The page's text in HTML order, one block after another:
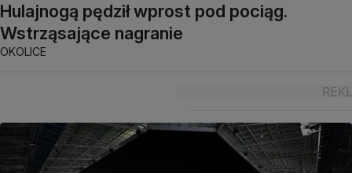
Hulajnogą pędził wprost pod pociąg.
Wstrząsające nagranie
OKOLICE